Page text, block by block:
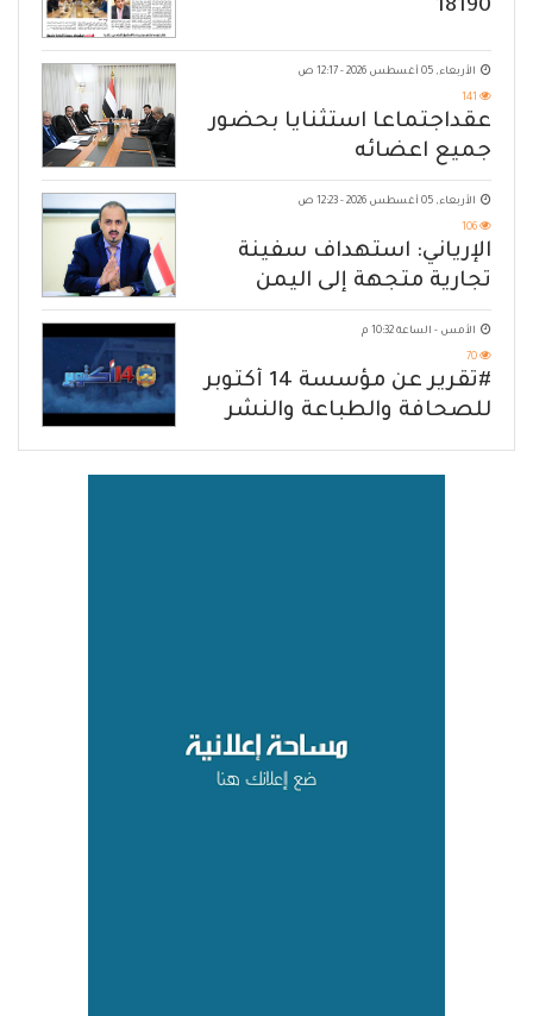
18190
الأربعاء, 05 أغسطس 2026 - 12:17 ص
141
عقداجتماعا استثنايا بحضور
جميع اعضائه
الأربعاء, 05 أغسطس 2026 - 12:23 ص
106
الإرياني: استهداف سفينة
تجارية متجهة إلى اليمن
يكشف حصار الحوثي للشعب
الأمس - الساعة 10:32 م
70
#تقرير عن مؤسسة 14 أكتوبر
للصحافة والطباعة والنشر